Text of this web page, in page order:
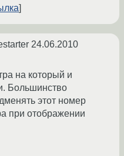
24.06.2010
на который и
Большинство
этот номер
при отображении